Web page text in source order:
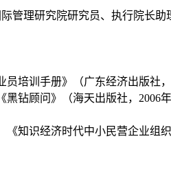
理研究院研究员、执行院长助
培训手册》（广东经济出版社
钻顾问》（海天出版社，2006年
知识经济时代中小民营企业组织